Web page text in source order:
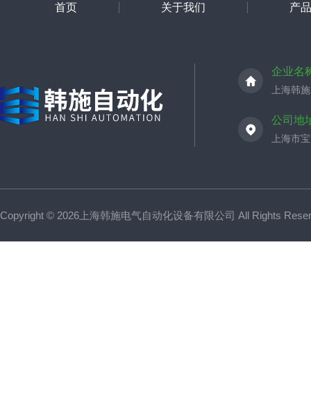
首页 关于我们 产
企业名
上海韩
公司地
上海市
Copyright © 2026上海韩施电气自动化设备有限公司 All Rights